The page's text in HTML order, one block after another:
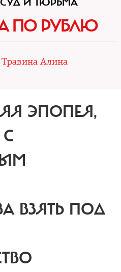
ПО РУБЛЮ
Травина Алина
ЭПОПЕЯ,
ВЗЯТЬ ПОД